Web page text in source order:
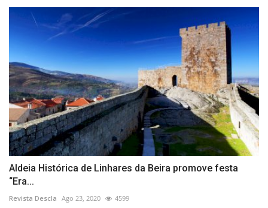
Aldeia Histórica de Linhares da Beira promove festa
“Era...
Revista Descla Ago 23, 2020 4599